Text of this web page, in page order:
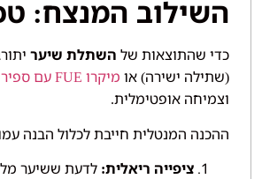
השילוב המנצח:
כדי שהתוצאות של השתלת שיער
(שתילה ישירה) או מיקרו FUE עם ספיר
וצמיחה אופטימלית.
ההכנה המנטלית חייבת לכלול הבנה
ציפייה ריאלית: לדעת ששיער